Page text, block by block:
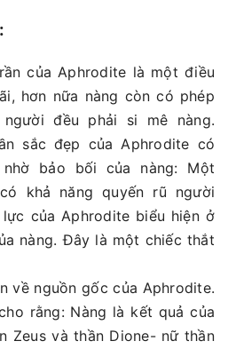
của Aphrodite là một điều
hơn nữa nàng còn có phép
đều phải si mê nàng.
sắc đẹp của Aphrodite có
bảo bối của nàng: Một
khả năng quyến rũ người
của Aphrodite biểu hiện ở
nàng. Đây là một chiếc thắt
về nguồn gốc của Aphrodite.
rằng: Nàng là kết quả của
Zeus và thần Dione- nữ thần